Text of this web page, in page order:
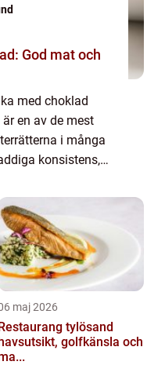
God mat och
med choklad
en av de mest
i många
konsistens,
favorit hos
maj 2026
tylösand
golfkänsla och